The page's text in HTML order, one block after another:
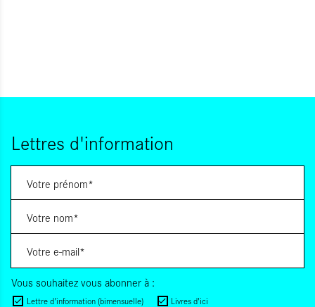
Lettres d'information
Vous souhaitez vous abonner à :
Lettre d'information (bimensuelle) Livres d'ici